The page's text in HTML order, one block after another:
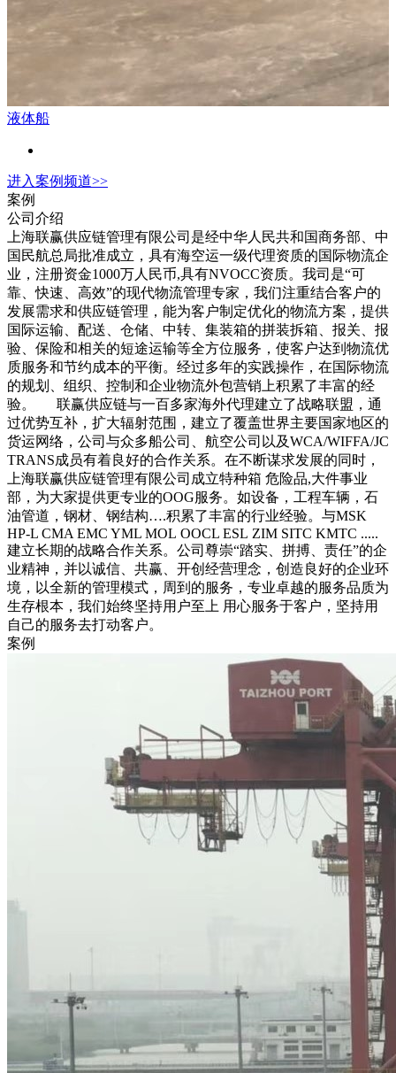
液体船
进入案例频道>>
案例
公司介绍
上海联赢供应链管理有限公司是经中华人民共和国商务部、中
国民航总局批准成立，具有海空运一级代理资质的国际物流企
业，注册资金1000万人民币,具有NVOCC资质。我司是“可
靠、快速、高效”的现代物流管理专家，我们注重结合客户的
发展需求和供应链管理，能为客户制定优化的物流方案，提供
国际运输、配送、仓储、中转、集装箱的拼装拆箱、报关、报
验、保险和相关的短途运输等全方位服务，使客户达到物流优
质服务和节约成本的平衡。经过多年的实践操作，在国际物流
的规划、组织、控制和企业物流外包营销上积累了丰富的经
验。 联赢供应链与一百多家海外代理建立了战略联盟，通
过优势互补，扩大辐射范围，建立了覆盖世界主要国家地区的
货运网络，公司与众多船公司、航空公司以及WCA/WIFFA/JC
TRANS成员有着良好的合作关系。在不断谋求发展的同时，
上海联赢供应链管理有限公司成立特种箱 危险品,大件事业
部，为大家提供更专业的OOG服务。如设备，工程车辆，石
油管道，钢材、钢结构….积累了丰富的行业经验。与MSK
HP-L CMA EMC YML MOL OOCL ESL ZIM SITC KMTC .....
建立长期的战略合作关系。公司尊崇“踏实、拼搏、责任”的企
业精神，并以诚信、共赢、开创经营理念，创造良好的企业环
境，以全新的管理模式，周到的服务，专业卓越的服务品质为
生存根本，我们始终坚持用户至上 用心服务于客户，坚持用
自己的服务去打动客户。
案例